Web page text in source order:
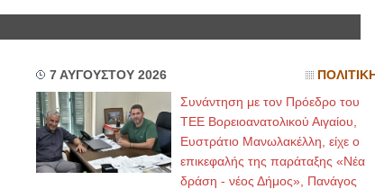
7 ΑΥΓΟΥΣΤΟΥ 2026 ΠΟΛΙΤΙΚΗ
Συνάντηση με τον Πρόεδρο του
ΤΕΕ Βορειοανατολικού Αιγαίου,
Ευστράτιο Μανωλακέλλη, είχε ο
επικεφαλής της παράταξης «Νέα
δράση - νέος Δήμος», Πανάγος
email- elenboumpa@gmail.com